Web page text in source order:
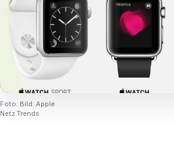
Foto: Bild: Apple
Netz Trends